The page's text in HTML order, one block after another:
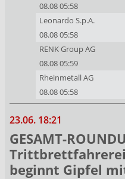
08.08 05:58
Leonardo S.p.A.
08.08 05:58
RENK Group AG
08.08 05:59
Rheinmetall AG
08.08 05:58
23.06. 18:21
GESAMT-
beginnt Gipfel